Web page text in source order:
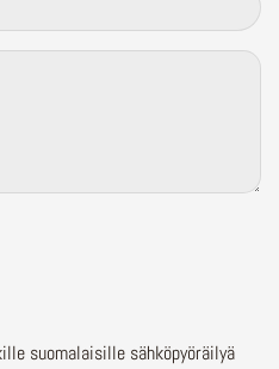
suomalaisille sähköpyöräilyä